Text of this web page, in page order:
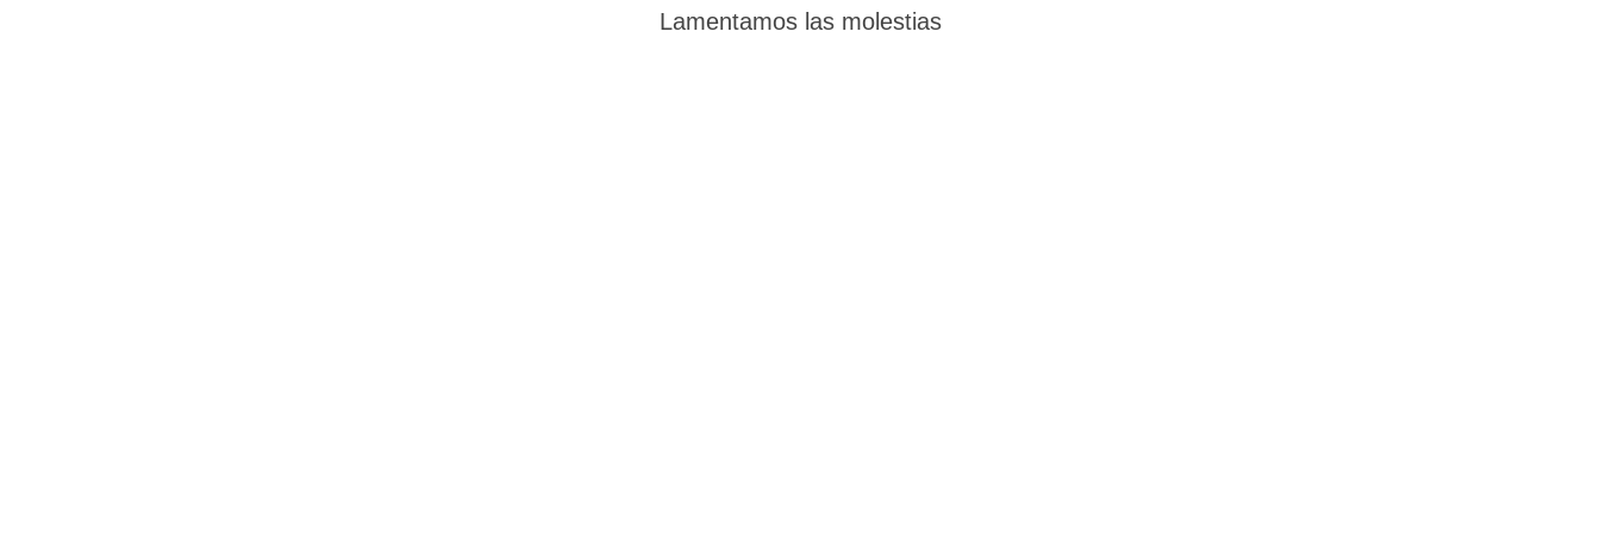
Lamentamos las molestias